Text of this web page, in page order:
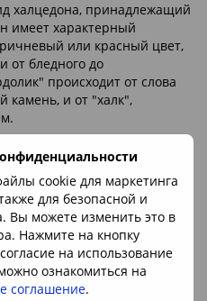
cookie для маркетинга
для безопасной и
Вы можете изменить это в
Нажмите на кнопку
на использование
ознакомиться на
соглашение.
халцедона, принадлежащий
имеет характерный
или красный цвет,
от бледного до
происходит от слова
камень, и от "халк",
культурах как
ассоциируется с энергией,
считается источником
повысить энергию,
от негативных
полезным для